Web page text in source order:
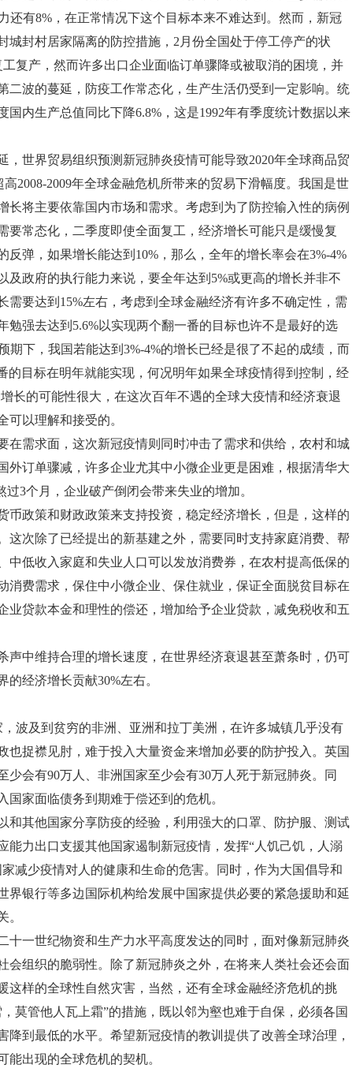
还有8%，在正常情况下这个目标本来不难达到。然而，新冠
城封村居家隔离的防控措施，2月份全国处于停工停产的状
复产，然而许多出口企业面临订单骤降或被取消的困境，并
二波的蔓延，防疫工作常态化，生产生活仍受到一定影响。统
国内生产总值同比下降6.8%，这是1992年有季度统计数据以来
世界贸易组织预测新冠肺炎疫情可能导致2020年全球商品贸
2008-2009年全球金融危机所带来的贸易下滑幅度。我国是世
长将主要依靠国内市场和需求。考虑到为了防控输入性的病例
要常态化，二季度即使全面复工，经济增长可能只是缓慢复
弹，如果增长能达到10%，那么，全年的增长率会在3%-4%
及政府的执行能力来说，要全年达到5%或更高的增长并非不
需要达到15%左右，考虑到全球金融经济有许多不确定性，需
勉强去达到5.6%以实现两个翻一番的目标也许不是最好的选
期下，我国若能达到3%-4%的增长已经是很了不起的成绩，而
的目标在明年就能实现，何况明年如果全球疫情得到控制，经
长的可能性很大，在这次百年不遇的全球大疫情和经济衰退
可以理解和接受的。
需求面，这次新冠疫情则同时冲击了需求和供给，农村和城
外订单骤减，许多企业尤其中小微企业更是困难，根据清华大
3个月，企业破产倒闭会带来失业的增加。
政策和财政政策来支持投资，稳定经济增长，但是，这样的
这次除了已经提出的新基建之外，需要同时支持家庭消费、帮
中低收入家庭和失业人口可以发放消费券，在农村提高低保的
消费需求，保住中小微企业、保住就业，保证全面脱贫目标在
业贷款本金和理性的偿还，增加给予企业贷款，减免税收和五
中维持合理的增长速度，在世界经济衰退甚至萧条时，仍可
的经济增长贡献30%左右。
及到贫穷的非洲、亚洲和拉丁美洲，在许多城镇几乎没有
也捉襟见肘，难于投入大量资金来增加必要的防护投入。英国
少会有90万人、非洲国家至少会有30万人死于新冠肺炎。同
家面临债务到期难于偿还到的危机。
其他国家分享防疫的经验，利用强大的口罩、防护服、测试
能力出口支援其他国家遏制新冠疫情，发挥“人饥己饥，人溺
减少疫情对人的健康和生命的危害。同时，作为大国倡导和
界银行等多边国际机构给发展中国家提供必要的紧急援助和延
。
一世纪物资和生产力水平高度发达的同时，面对像新冠肺炎
会组织的脆弱性。除了新冠肺炎之外，在将来人类社会还会面
这样的全球性自然灾害，当然，还有全球金融经济危机的挑
莫管他人瓦上霜”的措施，既以邻为壑也难于自保，必须各国
到最低的水平。希望新冠疫情的教训提供了改善全球治理，
出现的全球危机的契机。